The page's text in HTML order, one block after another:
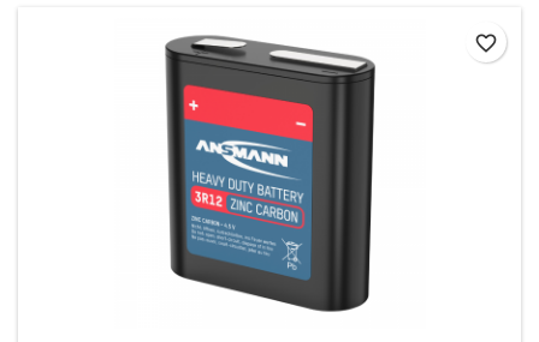
favorite_border